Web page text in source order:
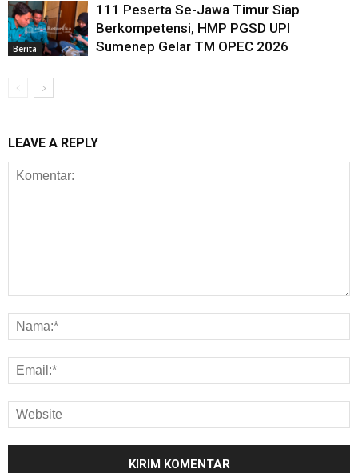
Berita
111 Peserta Se-Jawa Timur Siap
Berkompetensi, HMP PGSD UPI
Sumenep Gelar TM OPEC 2026
LEAVE A REPLY